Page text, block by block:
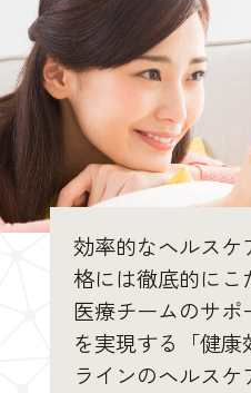
効率的なヘルスケ
格には徹底的にこ
医療チームのサ
を実現する「健
ラインのヘルスケ